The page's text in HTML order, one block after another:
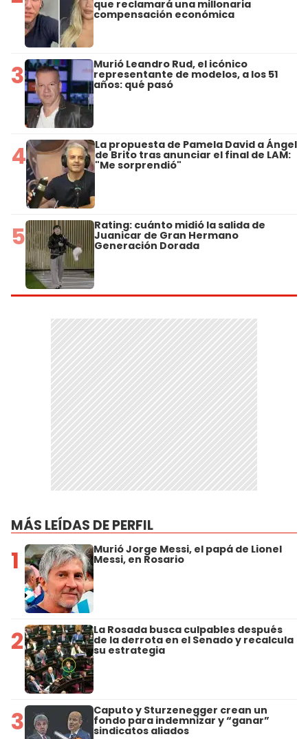
que reclamará una millonaria
compensación económica
3 Murió Leandro Rud, el icónico
representante de modelos, a los 51
años: qué pasó
4 La propuesta de Pamela David a Ángel
de Brito tras anunciar el final de LAM:
"Me sorprendió"
5 Rating: cuánto midió la salida de
Juanicar de Gran Hermano
Generación Dorada
MÁS LEÍDAS DE PERFIL
1 Murió Jorge Messi, el papá de Lionel
Messi, en Rosario
2 La Rosada busca culpables después
de la derrota en el Senado y recalcula
su estrategia
3 Caputo y Sturzenegger crean un
fondo para indemnizar y “ganar”
sindicatos aliados